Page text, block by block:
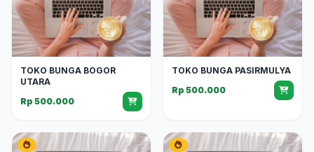
TOKO BUNGA BOGOR
UTARA
Rp 500.000
TOKO BUNGA PASIRMULYA
Rp 500.000